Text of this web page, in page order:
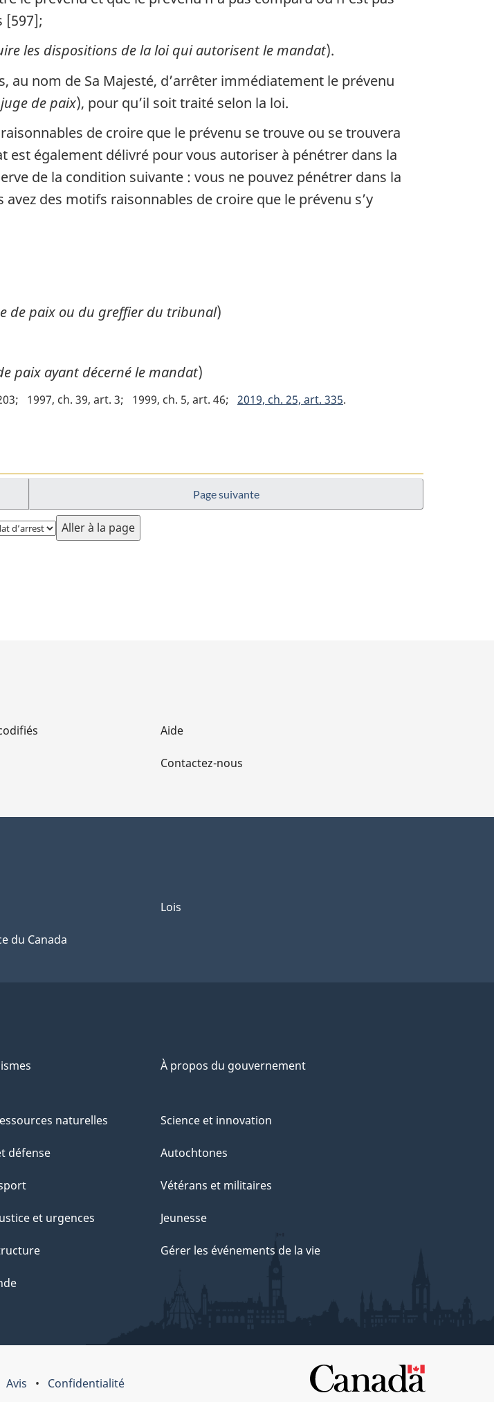
[597];
les dispositions de la loi qui autorisent le mandat).
au nom de Sa Majesté, d’arrêter immédiatement le prévenu
de paix), pour qu’il soit traité selon la loi.
de croire que le prévenu se trouve ou se trouvera
est également délivré pour vous autoriser à pénétrer dans la
de la condition suivante : vous ne pouvez pénétrer dans la
des motifs raisonnables de croire que le prévenu s’y
de paix ou du greffier du tribunal)
paix ayant décerné le mandat)
1997, ch. 39, art. 3 1999, ch. 5, art. 46 2019, ch. 25, art. 335
Page suivante
Aide
Contactez-nous
du Canada
Lois
À propos du gouvernement
naturelles
défense
et urgences
Science et innovation
Autochtones
Vétérans et militaires
Jeunesse
Gérer les événements de la vie
Avis Confidentialité